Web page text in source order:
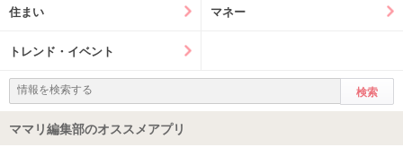
住まい マネー
トレンド・イベント
ママリ編集部のオススメアプリ